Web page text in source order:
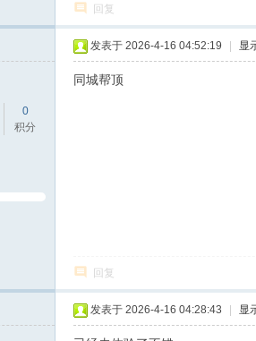
回复
0
积分
发表于 2026-4-16 04:52:19 显
同城帮顶
回复
发表于 2026-4-16 04:28:43 显